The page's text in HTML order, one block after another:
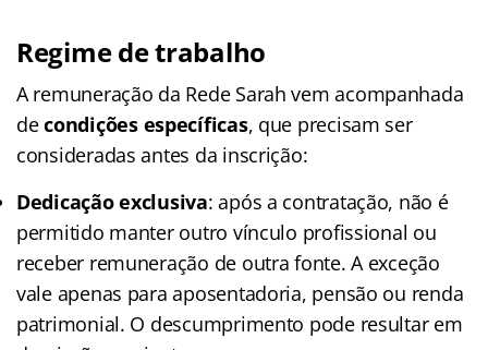
Regime de trabalho
A remuneração da Rede Sarah vem acompanhada
decondições específicas, que precisam ser
consideradas antes da inscrição:
Dedicação exclusiva: após a contratação, não é
permitido manter outro vínculo profissional ou
receber remuneração de outra fonte. A exceção
vale apenas para aposentadoria, pensão ou renda
patrimonial. O descumprimento pode resultar em